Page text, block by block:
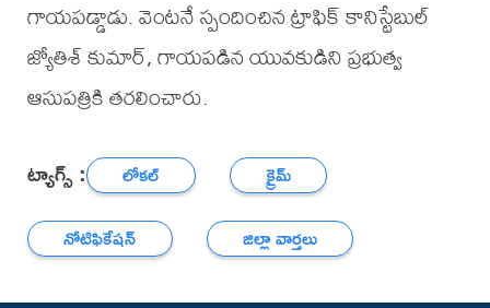
గాయపడ్డాడు. వెంటనే స్పందించిన ట్రాఫిక్ కానిస్టేబుల్
జ్యోతిశ్ కుమార్, గాయపడిన యువకుడిని ప్రభుత్వ
ఆసుపత్రికి తరలించారు.
ట్యాగ్స్ : లోకల్
క్రైమ్
నోటిఫికేషన్
జిల్లా వార్తలు